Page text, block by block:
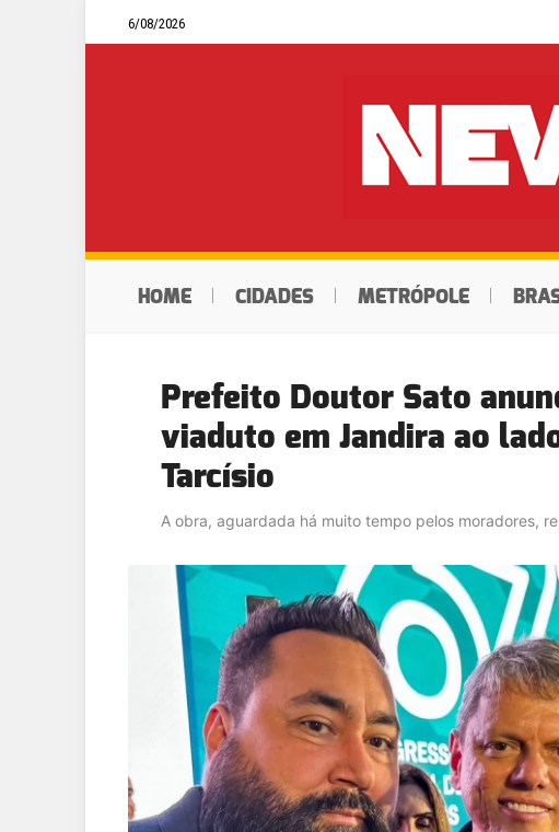
6/08/2026
HOME CIDADES METRÓPOLE
Prefeito Doutor Sato
viaduto em Jandira ao
Tarcísio
A obra, aguardada há muito tempo pelos moradores,